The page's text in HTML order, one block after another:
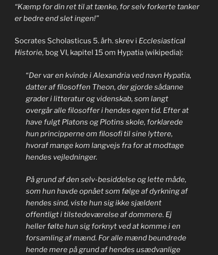
“Kæmp for din ret til at tænke, for selv forkerte tanker
er bedre end slet ingen!”
Socrates Scholasticus 5. årh. skrev i Ecclesiastical
Historie, bog VI, kapitel 15 om Hypatia (wikipedia):
“Der var en kvinde i Alexandria ved navn Hypatia,
datter af filosoffen Theon, der gjorde sådanne
grader i litteratur og videnskab, som langt
overgår alle filosoffer i hendes egen tid. Efter at
have fulgt Platons og Plotins skole, forklarede
hun principperne om filosofi til sine lyttere,
hvoraf mange kom langvejs fra for at modtage
hendes vejledninger.
På grund af den selv-besiddelse og lette måde,
som hun havde opnået som følge af dyrkning af
hendes sind, viste hun sig ikke sjældent
offentligt i tilstedeværelse af dommere. Ej
heller følte hun sig forknyt ved at komme i en
forsamling af mænd. For alle mænd beundrede
hende mere på grund af hendes usædvanlige